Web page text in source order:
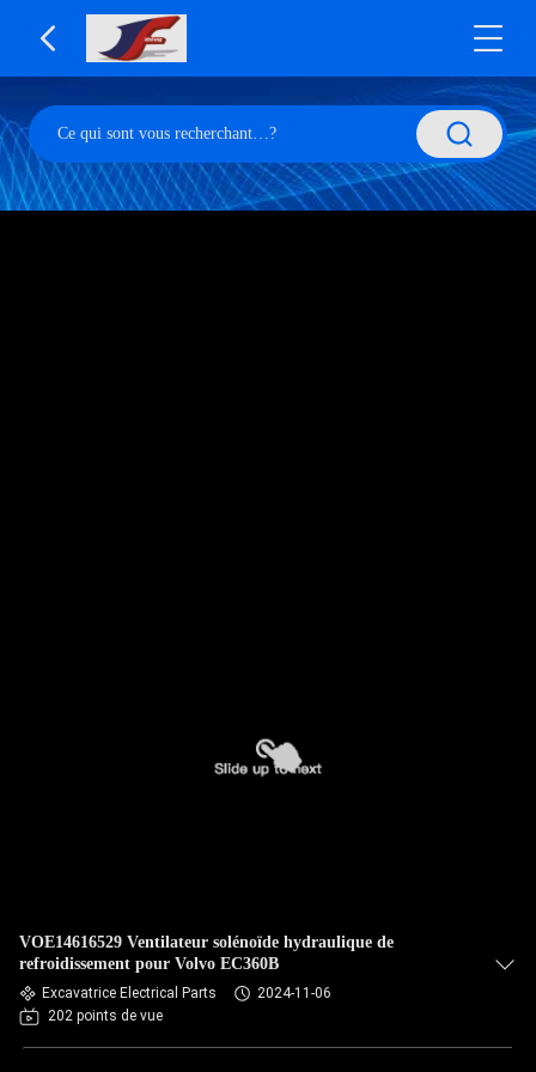
VOE14616529 Ventilateur solénoïde hydraulique de
refroidissement pour Volvo EC360B
Excavatrice Electrical Parts
2024-11-06
202 points de vue